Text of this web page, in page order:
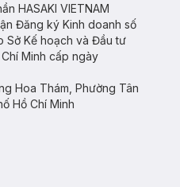
HASAKI VIETNAM
Đăng ký Kinh doanh số
Sở Kế hoạch và Đầu tư
Minh cấp ngày
Hoa Thám, Phường Tân
Hồ Chí Minh